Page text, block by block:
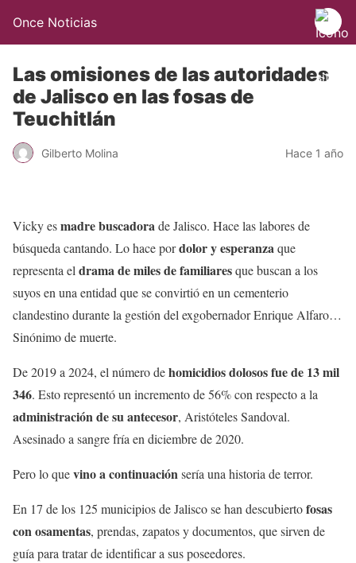
Once Noticias
Las omisiones de las autoridades
de Jalisco en las fosas de
Teuchitlán
Gilberto Molina Hace 1 año
Vicky esmadre buscadorade Jalisco. Hace las labores de
búsqueda cantando. Lo hace pordolor y esperanzaque
representa el drama de miles de familiaresque buscan a los
suyos en una entidad que se convirtió en un cementerio
clandestino durante la gestión del exgobernador Enrique Alfaro…
Sinónimo de muerte.
De 2019 a 2024, el número dehomicidios dolosos fue de 13 mil
346. Esto representó un incremento de 56% con respecto a la
administración de su antecesor, Aristóteles Sandoval.
Asesinado a sangre fría en diciembre de 2020.
Pero lo quevino a continuaciónsería una historia de terror.
En 17 de los 125 municipios de Jalisco se han descubiertofosas
con osamentas, prendas, zapatos y documentos, que sirven de
guía para tratar de identificar a sus poseedores.